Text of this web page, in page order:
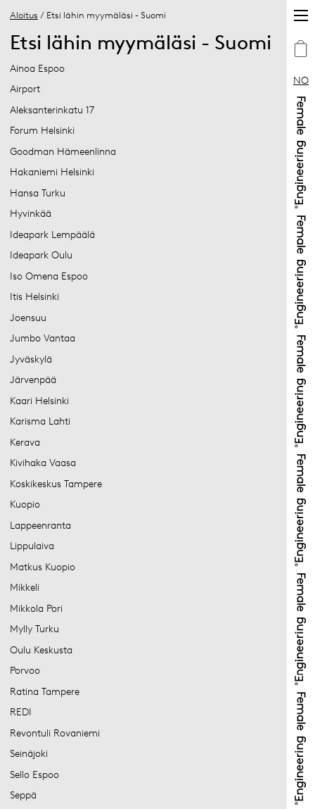
NO
Aloitus / Etsi lähin myymäläsi - Suomi
Etsi lähin myymäläsi - Suomi
Ainoa Espoo
Airport
Aleksanterinkatu 17
Forum Helsinki
Goodman Hämeenlinna
Hakaniemi Helsinki
Hansa Turku
Hyvinkää
Ideapark Lempäälä
Ideapark Oulu
Iso Omena Espoo
Itis Helsinki
Joensuu
Jumbo Vantaa
Jyväskylä
Järvenpää
Kaari Helsinki
Karisma Lahti
Kerava
Kivihaka Vaasa
Koskikeskus Tampere
Kuopio
Lappeenranta
Lippulaiva
Matkus Kuopio
Mikkeli
Mikkola Pori
Mylly Turku
Oulu Keskusta
Porvoo
Ratina Tampere
REDI
Revontuli Rovaniemi
Seinäjoki
Sello Espoo
Seppä